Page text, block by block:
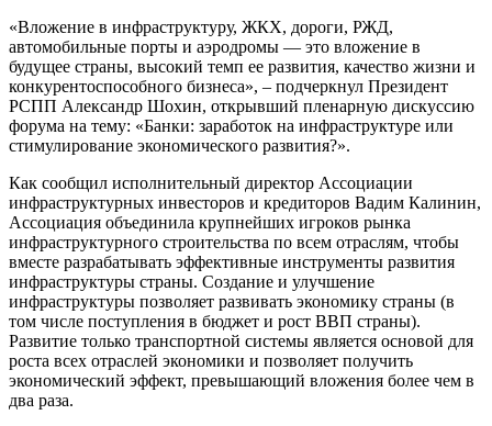
«Вложение в инфраструктуру, ЖКХ, дороги, РЖД,
автомобильные порты и аэродромы — это вложение в
будущее страны, высокий темп ее развития, качество жизни и
конкурентоспособного бизнеса», – подчеркнул Президент
РСПП Александр Шохин, открывший пленарную дискуссию
форума на тему: «Банки: заработок на инфраструктуре или
стимулирование экономического развития?».
Как сообщил исполнительный директор Ассоциации
инфраструктурных инвесторов и кредиторов Вадим Калинин,
Ассоциация объединила крупнейших игроков рынка
инфраструктурного строительства по всем отраслям, чтобы
вместе разрабатывать эффективные инструменты развития
инфраструктуры страны. Создание и улучшение
инфраструктуры позволяет развивать экономику страны (в
том числе поступления в бюджет и рост ВВП страны).
Развитие только транспортной системы является основой для
роста всех отраслей экономики и позволяет получить
экономический эффект, превышающий вложения более чем в
два раза.